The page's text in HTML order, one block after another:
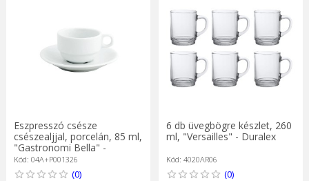
Eszpresszó csésze
csészealjjal, porcelán, 85 ml,
"Gastronomi Bella" -
Porland
Kód: 04A+P001326
(0)
6 db üvegbögre készlet, 260
ml, "Versailles" - Duralex
Kód: 4020AR06
(0)